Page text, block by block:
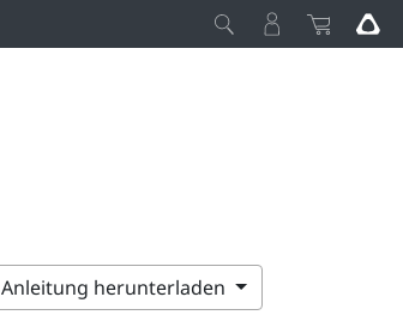
Anleitung herunterladen